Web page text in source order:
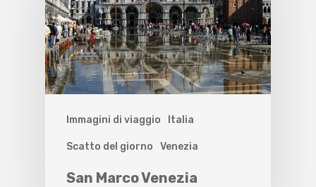
Immagini di viaggio Italia
Scatto del giorno Venezia
San Marco Venezia